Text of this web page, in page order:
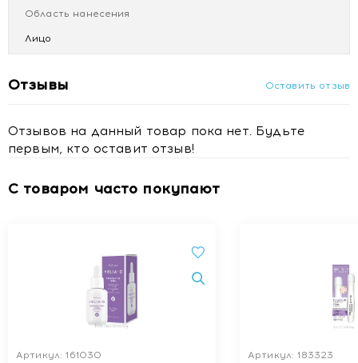
Область нанесения
Лицо
Отзывы Оставить отзыв
Отзывов на данный товар пока нет. Будьте
первым, кто оставит отзыв!
С товаром часто покупают
Артикул: 161030
Артикул: 183323